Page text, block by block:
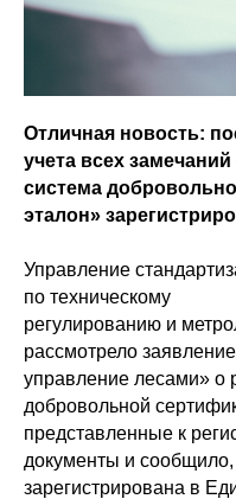
Отличная новость:
учета всех
система
эталон»
Управление
по техническому
регулированию и
рассмотрело
управление лесами» о
добровольной
представленные к
документы и
зарегистрирована в